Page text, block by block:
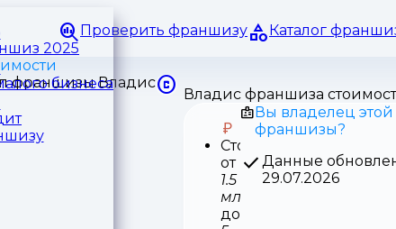
Проверить франшизу Каталог
2025
бизнеса
Владис франшиза
Стоимость
от
1.5
млн
до
Вы владелец этой
франшизы?
Данные
29.07.2026